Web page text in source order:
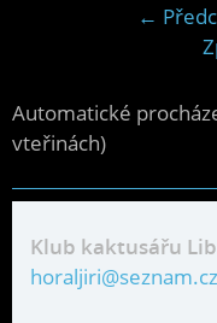
←
Automatické
vteřinách)
Klub kaktusářu
horaljiri@seznam.cz